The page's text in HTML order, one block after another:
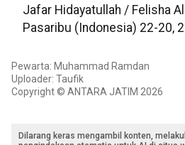
Jafar Hidayatullah / Felisha
Pasaribu (Indonesia) 22-20,
Pewarta: Muhammad Ramdan
Uploader: Taufik
Copyright © ANTARA JATIM 2026
Dilarang keras mengambil konten,